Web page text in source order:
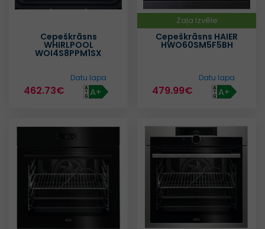
Cepeškrāsns
WHIRLPOOL
WOI4S8PPM1SX
462.73€ A+
Datu lapa
Zaļa Izvēle
Cepeškrāsns HAIER
HWO60SM5F5BH
479.99€ A+
Datu lapa